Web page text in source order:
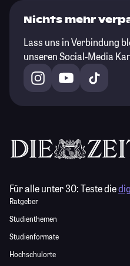
Nichts mehr
Lass uns in Verbindung
unseren Social-Media
Für alle unter 30:Teste die
Ratgeber
Studienthemen
Studienformate
Hochschulorte